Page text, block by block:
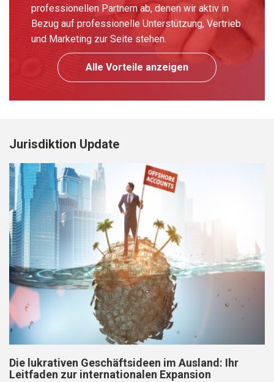
professionellen Partnern ab, denen wir aktiv in
Bezug auf professionelle Unterstützung, Vertrieb
und Marketing zur Seite stehen.
Alle Vorteile anzeigen
Jurisdiktion Update
Die lukrativen Geschäftsideen im Ausland: Ihr
Leitfaden zur internationalen Expansion